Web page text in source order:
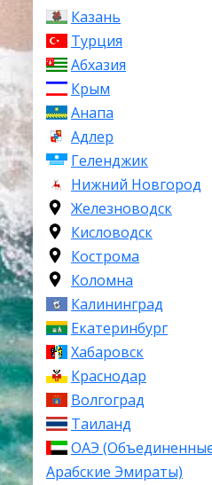
Казань
Турция
Абхазия
Крым
Анапа
Адлер
Геленджик
Нижний Новгород
Железноводск
Кисловодск
Кострома
Коломна
Калининград
Екатеринбург
Хабаровск
Краснодар
Волгоград
Таиланд
ОАЭ
Арабские Эмираты)